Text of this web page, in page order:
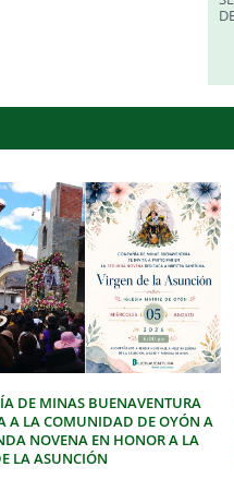
DE MINAS BUENAVENTURA
A LA COMUNIDAD DE OYÓN A
NOVENA EN HONOR A LA
LA ASUNCIÓN